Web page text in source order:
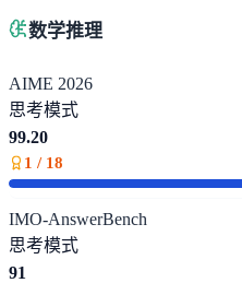
数学推理
AIME 2026
思考模式
99.20
1 / 18
IMO-AnswerBench
思考模式
91